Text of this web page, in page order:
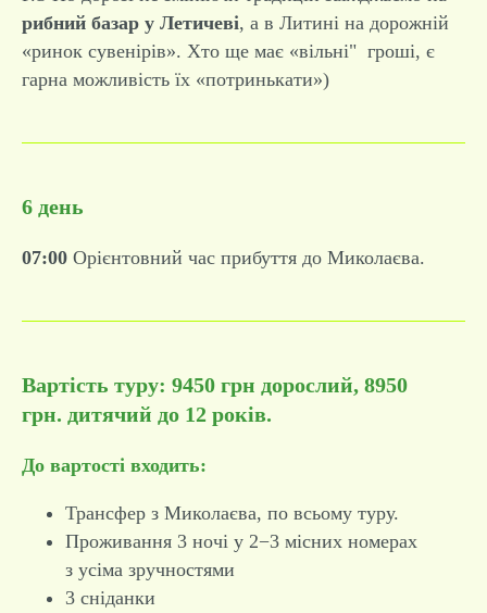
рибний базар у Летичеві, а в Литині на дорожній
«ринок сувенірів». Хто ще має «вільні" гроші, є
гарна можливість їх «потринькати»)
6 день
07:00 Орієнтовний час прибуття до Миколаєва.
Вартість туру: 9450 грн дорослий, 8950
грн. дитячий до 12 років.
До вартості входить:
Трансфер з Миколаєва, по всьому туру.
Проживання 3 ночі у 2−3 місних номерах
з усіма зручностями
3 сніданки